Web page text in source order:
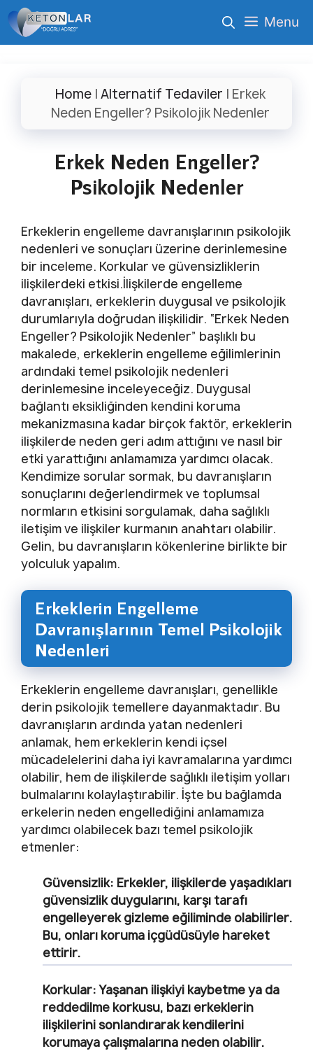
İçeriğe
atla
Menu
Home| Alternatif Tedaviler | Erkek
Neden Engeller? Psikolojik Nedenler
Erkek Neden Engeller?
Psikolojik Nedenler
Erkeklerin engelleme davranışlarının psikolojik
nedenleri ve sonuçları üzerine derinlemesine
bir inceleme. Korkular ve güvensizliklerin
ilişkilerdeki etkisi.İlişkilerde engelleme
davranışları, erkeklerin duygusal ve psikolojik
durumlarıyla doğrudan ilişkilidir. “Erkek Neden
Engeller? Psikolojik Nedenler” başlıklı bu
makalede, erkeklerin engelleme eğilimlerinin
ardındaki temel psikolojik nedenleri
derinlemesine inceleyeceğiz. Duygusal
bağlantı eksikliğinden kendini koruma
mekanizmasına kadar birçok faktör, erkeklerin
ilişkilerde neden geri adım attığını ve nasıl bir
etki yarattığını anlamamıza yardımcı olacak.
Kendimize sorular sormak, bu davranışların
sonuçlarını değerlendirmek ve toplumsal
normların etkisini sorgulamak, daha sağlıklı
iletişim ve ilişkiler kurmanın anahtarı olabilir.
Gelin, bu davranışların kökenlerine birlikte bir
yolculuk yapalım.
Erkeklerin Engelleme
Davranışlarının Temel Psikolojik
Nedenleri
Erkeklerin engelleme davranışları, genellikle
derin psikolojik temellere dayanmaktadır. Bu
davranışların ardında yatan nedenleri
anlamak, hem erkeklerin kendi içsel
mücadelelerini daha iyi kavramalarına yardımcı
olabilir, hem de ilişkilerde sağlıklı iletişim yolları
bulmalarını kolaylaştırabilir. İşte bu bağlamda
erkelerin neden engellediğini anlamamıza
yardımcı olabilecek bazı temel psikolojik
etmenler:
Güvensizlik: Erkekler, ilişkilerde yaşadıkları
güvensizlik duygularını, karşı tarafı
engelleyerek gizleme eğiliminde olabilirler.
Bu, onları koruma içgüdüsüyle hareket
ettirir.
Korkular:Yaşanan ilişkiyi kaybetme ya da
reddedilme korkusu, bazı erkeklerin
ilişkilerini sonlandırarak kendilerini
korumaya çalışmalarına neden olabilir.